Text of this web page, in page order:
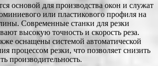
основой для производства окон и служат
или пластикового профиля на
Современные станки для резки
высокую точность и скорость реза.
оснащены системой автоматической
процессом резки, что позволяет снизить
производительность.